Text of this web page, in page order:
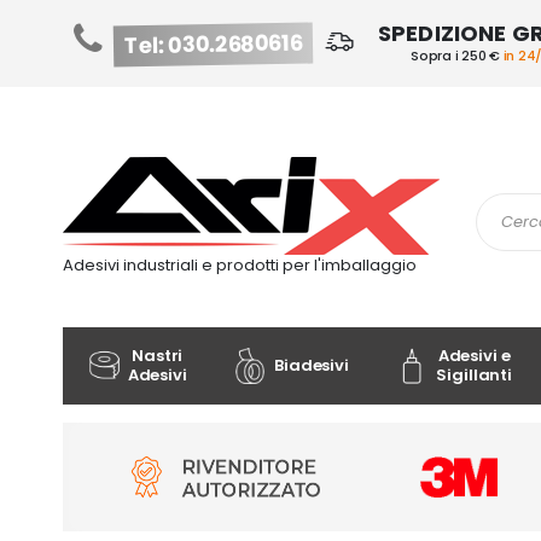
Tel: 030.2680616 SPEDIZIONE
Sopra i 250 €in
contenuto
Adesivi industriali e prodotti per l'imballaggio
Cerca
Nastri
Adesivi
Biadesivi
Adesivi e
Sigillanti